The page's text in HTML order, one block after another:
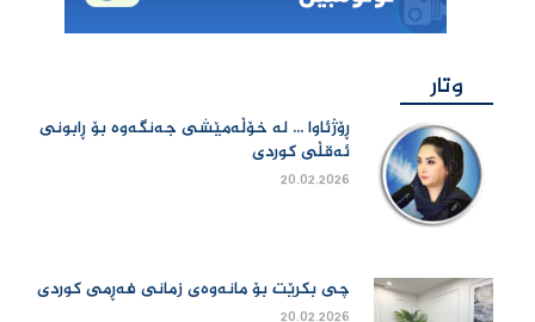
وتار
ڕۆژئاوا ... لە خۆڵەمێشی جەنگەوە بۆ ڕابونی
ئەقڵی کوردی
20.02.2026
چی بكرێت بۆ مانەوەی زمانی فەڕمی كوردی
20.02.2026